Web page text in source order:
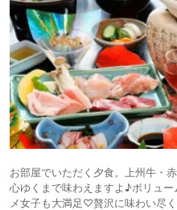
お部屋でいただく夕食。上州牛・
心ゆくまで味わえますよ♪ボリュ
メ女子も大満足♡贅沢に味わい尽く